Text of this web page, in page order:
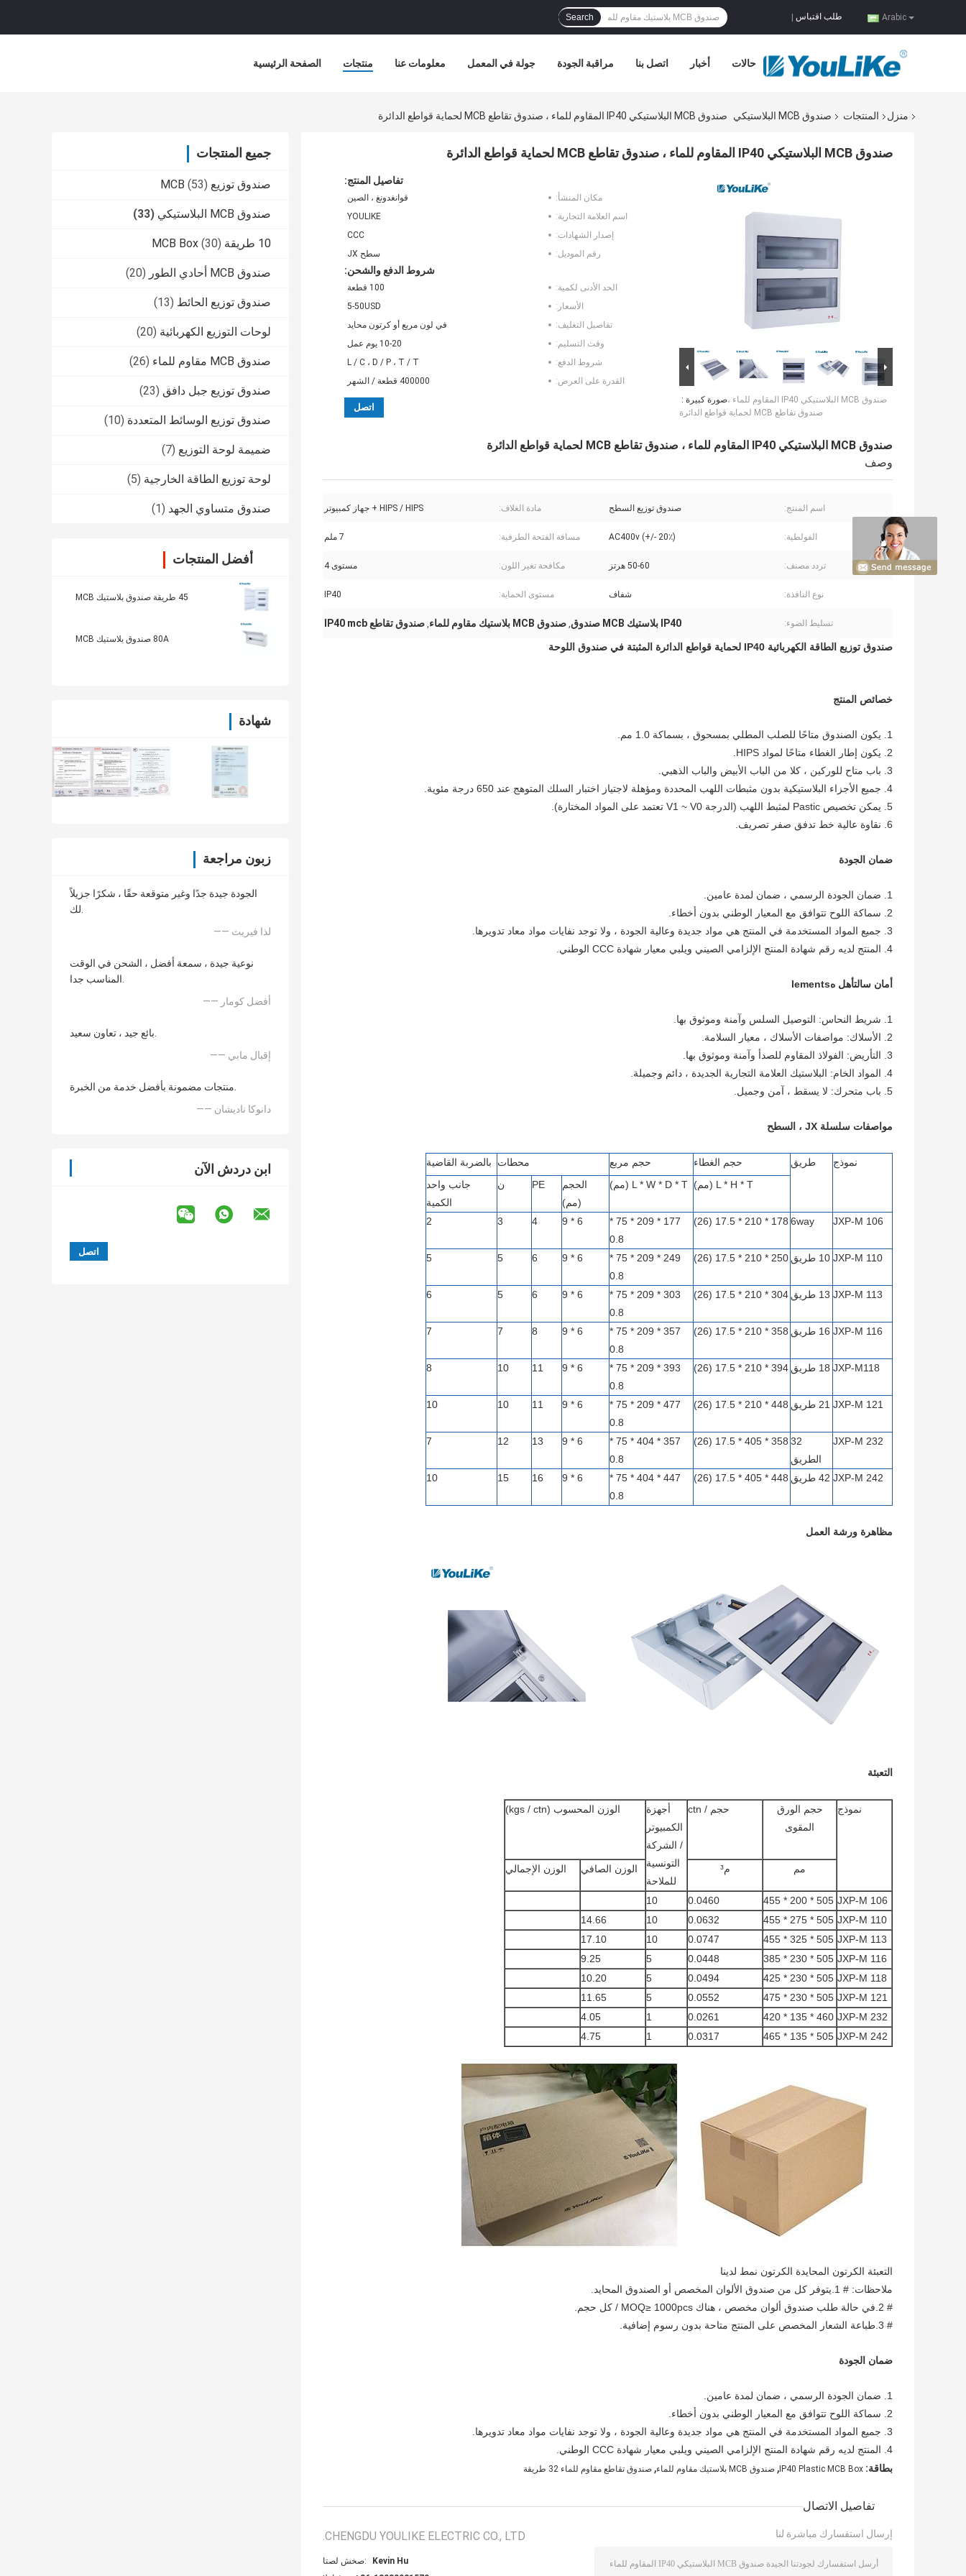
Arabic طلب اقتباس Search
الصفحة الرئيسية منتجات معلومات عنا جولة في المعمل مراقبة الجودة اتصل بنا أخبار حالات
منزل المنتجات صندوق MCB البلاستيكي صندوق MCB البلاستيكي IP40 المقاوم للماء ، صندوق تقاطع MCB لحماية قواطع الدائرة
جميع المنتجات
صندوق توزيع MCB (53)
صندوق MCB البلاستيكي (33)
10 طريقة MCB Box (30)
صندوق MCB أحادي الطور (20)
صندوق توزيع الحائط (13)
لوحات التوزيع الكهربائية (20)
صندوق MCB مقاوم للماء (26)
صندوق توزيع جبل دافق (23)
صندوق توزيع الوسائط المتعددة (10)
ضميمة لوحة التوزيع (7)
لوحة توزيع الطاقة الخارجية (5)
صندوق متساوي الجهد (1)
أفضل المنتجات
45 طريقة صندوق بلاستيك MCB
80A صندوق بلاستيك MCB
شهادة
زبون مراجعة
الجودة جيدة جدًا وغير متوقعة حقًا ، شكرًا جزيلاً
لك.
—— لذا فيريث
نوعية جيدة ، سمعة أفضل ، الشحن في الوقت
المناسب جدا.
—— أفضل كومار
بائع جيد ، تعاون سعيد.
—— إقبال مابي
منتجات مضمونة بأفضل خدمة من الخبرة.
—— دانوكا ناديشان
ابن دردش الآن
صندوق MCB البلاستيكي IP40 المقاوم للماء ، صندوق تقاطع MCB لحماية قواطع الدائرة
صورة كبيرة :صندوق MCB البلاستيكي IP40 المقاوم للماء ،
صندوق تقاطع MCB لحماية قواطع الدائرة
تفاصيل المنتج:
مكان المنشأ:
قوانغدونغ ، الصين
اسم العلامة التجارية:
YOULIKE
إصدار الشهادات:
CCC
رقم الموديل:
سطح JX
شروط الدفع والشحن:
الحد الأدنى لكمية:
100 قطعة
الأسعار:
5-50USD
تفاصيل التغليف:
في لون مربع أو كرتون محايد
وقت التسليم:
10-20 يوم عمل
شروط الدفع:
L / C ، D / P ، T / T
القدرة على العرض:
400000 قطعة / الشهر
اتصل
صندوق MCB البلاستيكي IP40 المقاوم للماء ، صندوق تقاطع MCB لحماية قواطع الدائرة
وصف
اسم المنتج: صندوق توزيع السطح مادة الغلاف: HIPS / HIPS + جهاز كمبيوتر
الفولطية: AC400v (+/- 20٪) مسافة الفتحة الطرفية: 7 ملم
تردد مصنف: 50-60 هرتز مكافحة تغير اللون: مستوى 4
نوع النافذة: شفاف مستوى الحماية: IP40
تسليط الضوء: IP40 بلاستيك MCB صندوق , صندوق MCB بلاستيك مقاوم للماء , صندوق تقاطع IP40 mcb
صندوق توزيع الطاقة الكهربائية IP40 لحماية قواطع الدائرة المثبتة في صندوق اللوحة
خصائص المنتج
1. يكون الصندوق متاحًا للصلب المطلي بمسحوق ، بسماكة 1.0 مم.
2. يكون إطار الغطاء متاحًا لمواد HIPS.
3. باب متاح للوركين ، كلا من الباب الأبيض والباب الذهبي.
4. جميع الأجزاء البلاستيكية بدون مثبطات اللهب المحددة ومؤهلة لاجتياز اختبار السلك المتوهج عند 650 درجة مئوية.
5. يمكن تخصيص Pastic لمثبط اللهب (الدرجة V1 ~ V0 تعتمد على المواد المختارة).
6. نقاوة عالية خط تدفق صفر تصريف.
ضمان الجودة
1. ضمان الجودة الرسمي ، ضمان لمدة عامين.
2. سماكة اللوح تتوافق مع المعيار الوطني بدون أخطاء.
3. جميع المواد المستخدمة في المنتج هي مواد جديدة وعالية الجودة ، ولا توجد نفايات مواد معاد تدويرها.
4. المنتج لديه رقم شهادة المنتج الإلزامي الصيني ويلبي معيار شهادة CCC الوطني.
أمان سالتأهل هlements
1. شريط النحاس: التوصيل السلس وآمنة وموثوق بها.
2. الأسلاك: مواصفات الأسلاك ، معيار السلامة.
3. التأريض: الفولاذ المقاوم للصدأ وآمنة وموثوق بها.
4. المواد الخام: البلاستيك العلامة التجارية الجديدة ، دائم وجميلة.
5. باب متحرك: لا يسقط ، آمن وجميل.
مواصفات سلسلة JX ، السطح
نموذج طريق حجم الغطاء حجم مربع محطات
بالضربة القاضية
L * H * T (مم)
L * W * D * T (مم)
الحجم
(مم)
PE ن
جانب واحد
الكمية
JXP-M 106
6way
178 * 210 * 17.5 (26)
177 * 209 * 75 *
0.8
6 * 9
4
3
2
JXP-M 110 10 طريق 250 * 210 * 17.5 (26)
249 * 209 * 75 *
0.8
6 * 9
6
5
5
JXP-M 113 13 طريق 304 * 210 * 17.5 (26)
303 * 209 * 75 *
0.8
6 * 9
6
5
6
JXP-M 116 16 طريق 358 * 210 * 17.5 (26)
357 * 209 * 75 *
0.8
6 * 9
8
7
7
JXP-M118 18 طريق 394 * 210 * 17.5 (26)
393 * 209 * 75 *
0.8
6 * 9
11
10
8
JXP-M 121 21 طريق 448 * 210 * 17.5 (26)
477 * 209 * 75 *
0.8
6 * 9
11
10
10
JXP-M 232
32
الطريق
358 * 405 * 17.5 (26)
357 * 404 * 75 *
0.8
6 * 9
13
12
7
JXP-M 242 42 طريق 448 * 405 * 17.5 (26)
447 * 404 * 75 *
0.8
6 * 9
16
15
10
مظاهرة ورشة العمل
التعبئة
نموذج
حجم الورق
المقوى
حجم / ctn
أجهزة
الكمبيوتر
/ الشركة
التونسية
للملاحة
الوزن المحسوب (kgs / ctn)
مم م³ الوزن الصافي الوزن الإجمالي
JXP-M 106
505 * 200 * 455
0.0460
10
JXP-M 110
505 * 275 * 455
0.0632
10
14.66
JXP-M 113
505 * 325 * 455
0.0747
10
17.10
JXP-M 116
505 * 230 * 385
0.0448
5
9.25
JXP-M 118
505 * 230 * 425
0.0494
5
10.20
JXP-M 121
505 * 230 * 475
0.0552
5
11.65
JXP-M 232
460 * 135 * 420
0.0261
1
4.05
JXP-M 242
505 * 135 * 465
0.0317
1
4.75
التعبئة الكرتون المحايدة الكرتون نمط لدينا
ملاحظات: # 1.يتوفر كل من صندوق الألوان المخصص أو الصندوق المحايد.
# 2.في حالة طلب صندوق ألوان مخصص ، هناك MOQ≥ 1000pcs / كل حجم.
# 3.طباعة الشعار المخصص على المنتج متاحة بدون رسوم إضافية.
ضمان الجودة
1. ضمان الجودة الرسمي ، ضمان لمدة عامين.
2. سماكة اللوح تتوافق مع المعيار الوطني بدون أخطاء.
3. جميع المواد المستخدمة في المنتج هي مواد جديدة وعالية الجودة ، ولا توجد نفايات مواد معاد تدويرها.
4. المنتج لديه رقم شهادة المنتج الإلزامي الصيني ويلبي معيار شهادة CCC الوطني.
بطاقة: IP40 Plastic MCB Box
, صندوق MCB بلاستيك مقاوم للماء , صندوق تقاطع مقاوم للماء 32 طريقة
تفاصيل الاتصال
CHENGDU YOULIKE ELECTRIC CO., LTD.
اتصل شخص:
Kevin Hu
إرسال استفسارك مباشرة لنا